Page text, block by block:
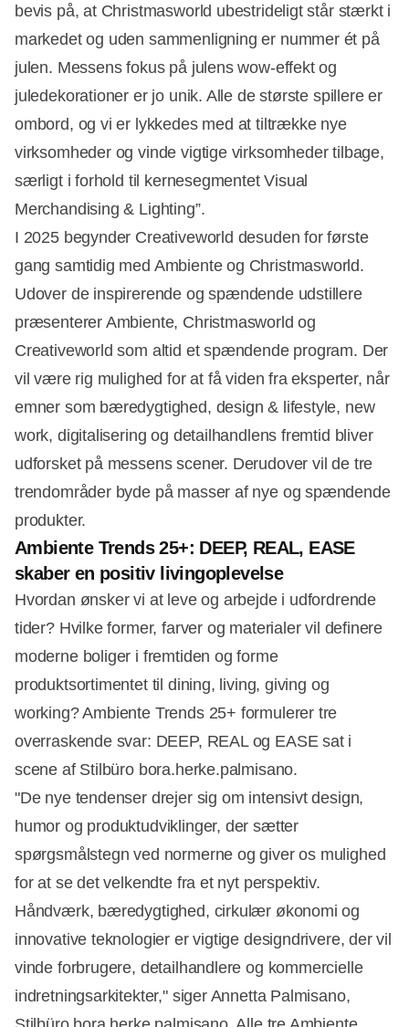
bevis på, at Christmasworld ubestrideligt står stærkt i
markedet og uden sammenligning er nummer ét på
julen. Messens fokus på julens wow-effekt og
juledekorationer er jo unik. Alle de største spillere er
ombord, og vi er lykkedes med at tiltrække nye
virksomheder og vinde vigtige virksomheder tilbage,
særligt i forhold til kernesegmentet Visual
Merchandising & Lighting”.
I 2025 begynder Creativeworld desuden for første
gang samtidig med Ambiente og Christmasworld.
Udover de inspirerende og spændende udstillere
præsenterer Ambiente, Christmasworld og
Creativeworld som altid et spændende program. Der
vil være rig mulighed for at få viden fra eksperter, når
emner som bæredygtighed, design & lifestyle, new
work, digitalisering og detailhandlens fremtid bliver
udforsket på messens scener. Derudover vil de tre
trendområder byde på masser af nye og spændende
produkter.
Ambiente Trends 25+: DEEP, REAL, EASE
skaber en positiv livingoplevelse
Hvordan ønsker vi at leve og arbejde i udfordrende
tider? Hvilke former, farver og materialer vil definere
moderne boliger i fremtiden og forme
produktsortimentet til dining, living, giving og
working? Ambiente Trends 25+ formulerer tre
overraskende svar: DEEP, REAL og EASE sat i
scene af Stilbüro bora.herke.palmisano.
"De nye tendenser drejer sig om intensivt design,
humor og produktudviklinger, der sætter
spørgsmålstegn ved normerne og giver os mulighed
for at se det velkendte fra et nyt perspektiv.
Håndværk, bæredygtighed, cirkulær økonomi og
innovative teknologier er vigtige designdrivere, der vil
vinde forbrugere, detailhandlere og kommercielle
indretningsarkitekter," siger Annetta Palmisano,